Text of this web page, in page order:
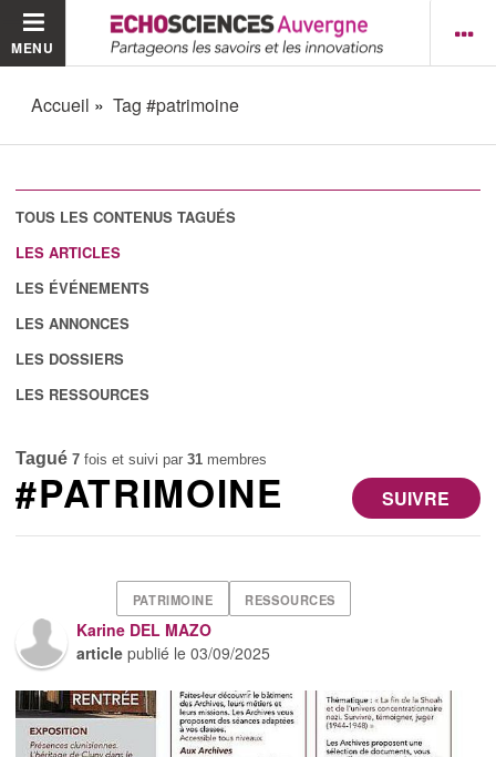
MENU
Accueil Tag #patrimoine
TOUS LES CONTENUS TAGUÉS
LES ARTICLES
LES ÉVÉNEMENTS
LES ANNONCES
LES DOSSIERS
LES RESSOURCES
Tagué 7 fois et suivi par31 membres
SUIVRE
#PATRIMOINE
PATRIMOINE RESSOURCES
Karine DEL MAZO
article publié le03/09/2025